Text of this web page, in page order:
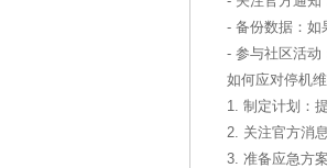
- 备份数据：如
- 参与社区活动
如何应对停机
1. 制定计划：
2. 关注官方消
3. 准备应急方